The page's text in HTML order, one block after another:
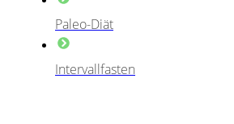
Paleo-Diät
Intervallfasten